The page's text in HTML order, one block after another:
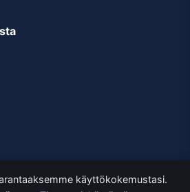
käyttökokemustasi.